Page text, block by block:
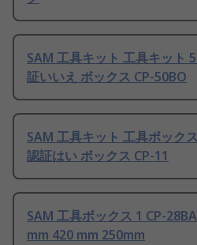
SAM 工具キット 工具キット
証いいえ ボックス CP-50BO
SAM 工具キット 工具ボック
認証はい ボックス CP-11
SAM 工具ボックス 1 CP-
mm 420 mm 250mm